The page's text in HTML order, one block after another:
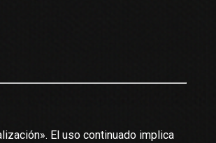
El uso continuado implica